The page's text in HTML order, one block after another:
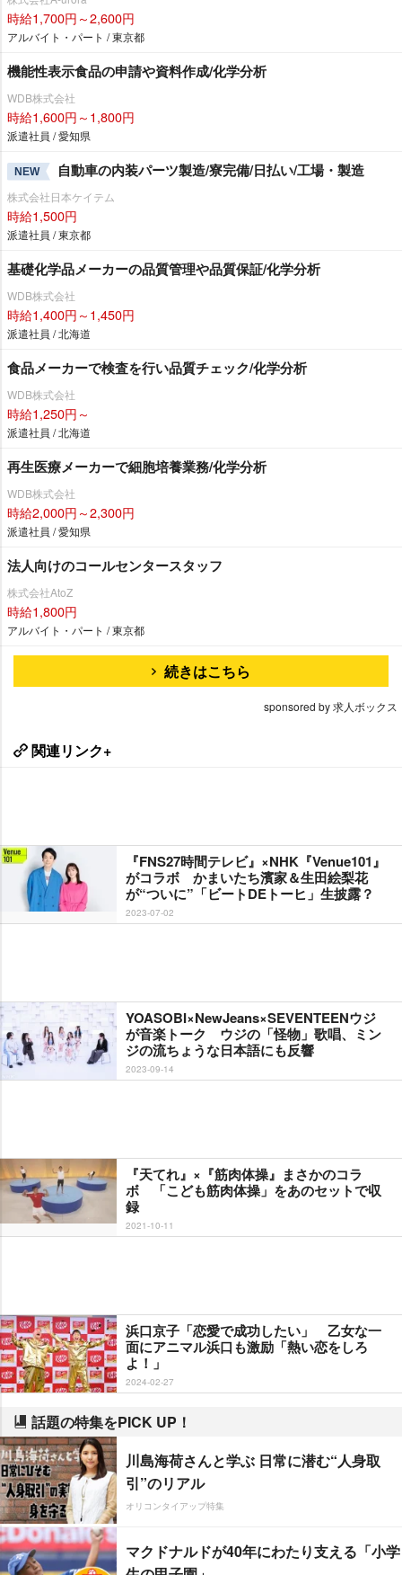
時給1,700円～2,600円
アルバイト・パート / 東京都
機能性表示食品の申請や資料作成/化学分析
WDB株式会社
時給1,600円～1,800円
派遣社員 / 愛知県
NEW 自動車の内装パーツ製造/寮完備/日払い/工場・製造
株式会社日本ケイテム
時給1,500円
派遣社員 / 東京都
基礎化学品メーカーの品質管理や品質保証/化学分析
WDB株式会社
時給1,400円～1,450円
派遣社員 / 北海道
食品メーカーで検査を行い品質チェック/化学分析
WDB株式会社
時給1,250円～
派遣社員 / 北海道
再生医療メーカーで細胞培養業務/化学分析
WDB株式会社
時給2,000円～2,300円
派遣社員 / 愛知県
法人向けのコールセンタースタッフ
株式会社AtoZ
時給1,800円
アルバイト・パート / 東京都
続きはこちら
sponsored by 求人ボックス
関連リンク+
『FNS27時間テレビ』×NHK『Venue101』
がコラボ かまいたち濱家＆生田絵梨花
が“ついに”「ビートDEトーヒ」生披露？
2023-07-02
YOASOBI×NewJeans×SEVENTEENウジ
が音楽トーク ウジの「怪物」歌唱、ミン
ジの流ちょうな日本語にも反響
2023-09-14
『天てれ』×『筋肉体操』まさかのコラ
ボ 「こども筋肉体操」をあのセットで収
録
2021-10-11
浜口京子「恋愛で成功したい」 乙女な一
面にアニマル浜口も激励「熱い恋をしろ
よ！」
2024-02-27
話題の特集をPICK UP！
川島海荷さんと学ぶ 日常に潜む“人身取
引”のリアル
オリコンタイアップ特集
マクドナルドが40年にわたり支える「小学